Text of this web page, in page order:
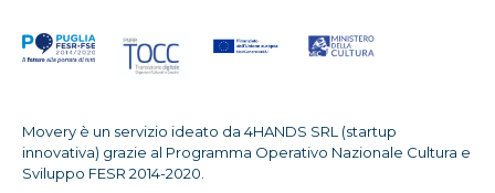
Movery è un servizio ideato da 4HANDS SRL (startup
innovativa) grazie al Programma Operativo Nazionale Cultura e
Sviluppo FESR 2014-2020.